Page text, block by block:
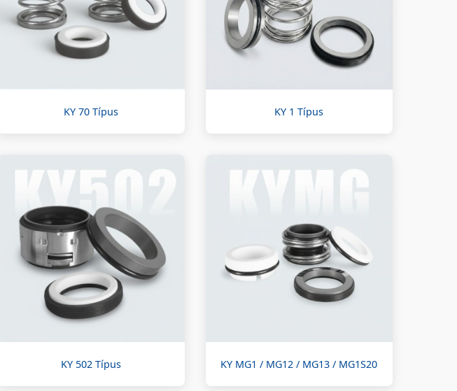
KY 70 Típus KY 1 Típus
KY 502 Típus KY MG1 / MG12 / MG13 / MG1S20